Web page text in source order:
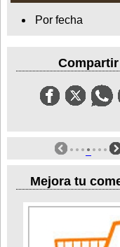
Por fecha
Compartir
Mejora tu